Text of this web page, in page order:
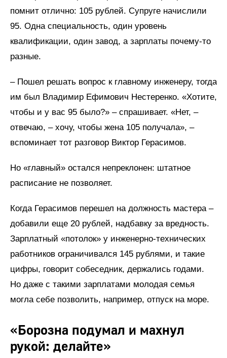
помнит отлично: 105 рублей. Супруге начислили
95. Одна специальность, один уровень
квалификации, один завод, а зарплаты почему-то
разные.
– Пошел решать вопрос к главному инженеру, тогда
им был Владимир Ефимович Нестеренко. «Хотите,
чтобы и у вас 95 было?» – спрашивает. «Нет, –
отвечаю, – хочу, чтобы жена 105 получала», –
вспоминает тот разговор Виктор Герасимов.
Но «главный» остался непреклонен: штатное
расписание не позволяет.
Когда Герасимов перешел на должность мастера –
добавили еще 20 рублей, надбавку за вредность.
Зарплатный «потолок» у инженерно-технических
работников ограничивался 145 рублями, и такие
цифры, говорит собеседник, держались годами.
Но даже с такими зарплатами молодая семья
могла себе позволить, например, отпуск на море.
«Борозна подумал и махнул
рукой: делайте»